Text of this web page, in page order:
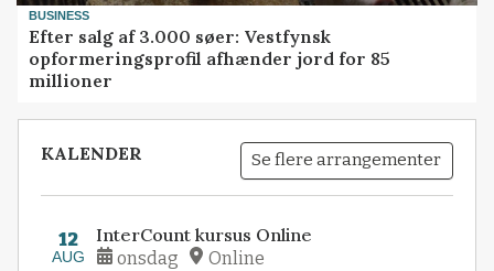
BUSINESS
Efter salg af 3.000 søer: Vestfynsk
opformeringsprofil afhænder jord for 85
millioner
KALENDER Se flere arrangementer
12
AUG
InterCount kursus Online
onsdag Online